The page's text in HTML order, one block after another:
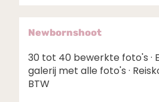
Newbornshoot
30 tot 40 bewerkte foto's ·
galerij met alle foto's ·
BTW